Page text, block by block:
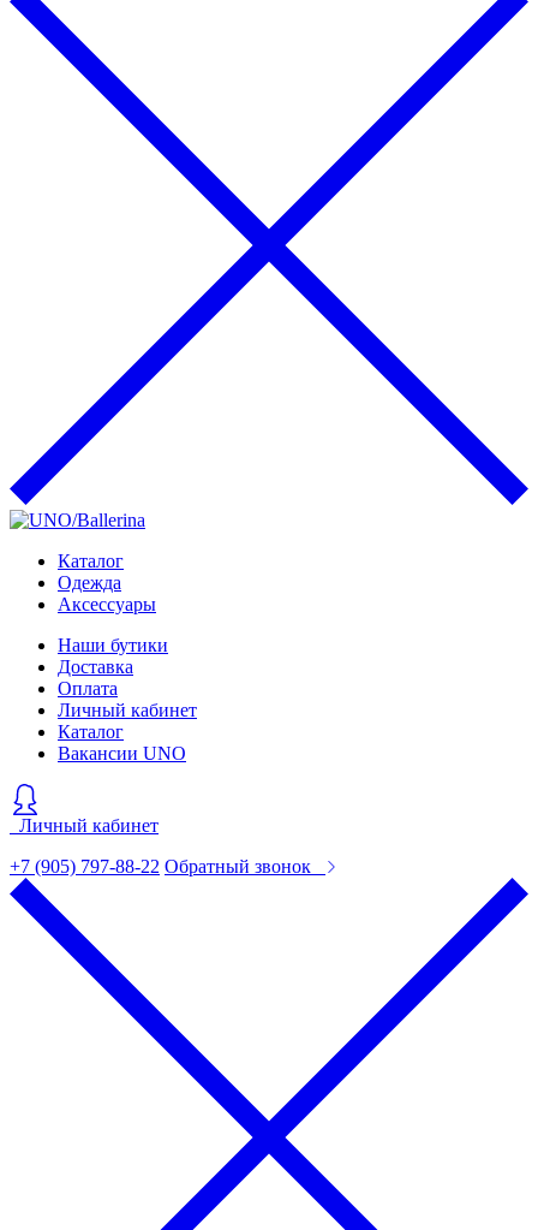
Каталог
Одежда
Аксессуары
Наши бутики
Доставка
Оплата
Личный кабинет
Каталог
Вакансии UNO
Личный кабинет
+7 (905) 797-88-22 Обратный звонок